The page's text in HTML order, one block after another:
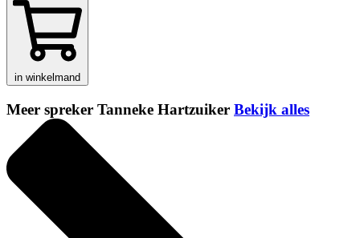
in winkelmand
Meer spreker Tanneke Hartzuiker Bekijk alles